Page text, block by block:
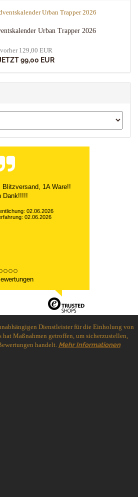
Urban Trapper 2026
vorher 129,00 EUR
99,00 EUR
u sicher
02.06.2026
Dienstleister für die Einholung von
hat Maßnahmen getroffen, um sicherzustellen,
handelt. Mehr Informationen